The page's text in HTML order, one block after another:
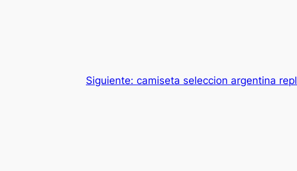
Siguiente: camiseta seleccion argentina